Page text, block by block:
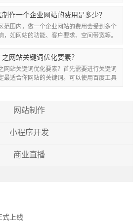
作一个企业网站的费用是多少？
范围内，做一个企业网站的费用会受到多个
，如网站的功能、客户要求、空间带宽等。
之网站关键词优化要素？
网站关键词优化要素？首先需要进行关键词
最适合你网站的关键词。可以使用百度工具
网站制作
小程序开发
商业直播
式上线